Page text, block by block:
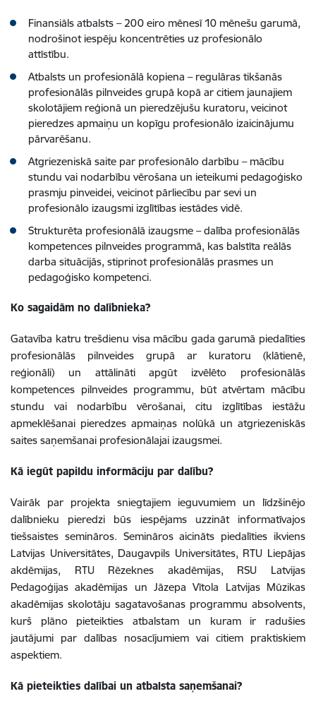
Finansiāls atbalsts – 200 eiro mēnesī 10 mēnešu garumā,
nodrošinot iespēju koncentrēties uz profesionālo
attīstību.
Atbalsts un profesionālā kopiena – regulāras tikšanās
profesionālās pilnveides grupā kopā ar citiem jaunajiem
skolotājiem reģionā un pieredzējušu kuratoru, veicinot
pieredzes apmaiņu un kopīgu profesionālo izaicinājumu
pārvarēšanu.
Atgriezeniskā saite par profesionālo darbību – mācību
stundu vai nodarbību vērošana un ieteikumi pedagoģisko
prasmju pinveidei, veicinot pārliecību par sevi un
profesionālo izaugsmi izglītības iestādes vidē.
Strukturēta profesionālā izaugsme – dalība profesionālās
kompetences pilnveides programmā, kas balstīta reālās
darba situācijās, stiprinot profesionālās prasmes un
pedagoģisko kompetenci.
Ko sagaidām no dalībnieka?
Gatavība katru trešdienu visa mācību gada garumā piedalīties
profesionālās pilnveides grupā ar kuratoru (klātienē,
reģionāli) un attālināti apgūt izvēlēto profesionālās
kompetences pilnveides programmu, būt atvērtam mācību
stundu vai nodarbību vērošanai, citu izglītības iestāžu
apmeklēšanai pieredzes apmaiņas nolūkā un atgriezeniskās
saites saņemšanai profesionālajai izaugsmei.
Kā iegūt papildu informāciju par dalību?
Vairāk par projekta sniegtajiem ieguvumiem un līdzšinējo
dalībnieku pieredzi būs iespējams uzzināt informatīvajos
tiešsaistes semināros. Semināros aicināts piedalīties ikviens
Latvijas Universitātes, Daugavpils Universitātes, RTU Liepājas
akdēmijas, RTU Rēzeknes akadēmijas, RSU Latvijas
Pedagoģijas akadēmijas un Jāzepa Vītola Latvijas Mūzikas
akadēmijas skolotāju sagatavošanas programmu absolvents,
kurš plāno pieteikties atbalstam un kuram ir radušies
jautājumi par dalības nosacījumiem vai citiem praktiskiem
aspektiem.
Kā pieteikties dalībai un atbalsta saņemšanai?